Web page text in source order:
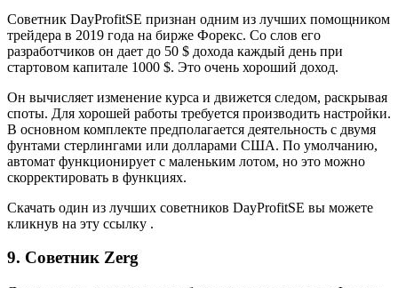
Советник DayProfitSE признан одним из лучших помощником
трейдера в 2019 года на бирже Форекс. Со слов его
разработчиков он дает до 50 $ дохода каждый день при
стартовом капитале 1000 $. Это очень хороший доход.
Он вычисляет изменение курса и движется следом, раскрывая
споты. Для хорошей работы требуется производить настройки.
В основном комплекте предполагается деятельность с двумя
фунтами стерлингами или долларами США. По умолчанию,
автомат функционирует с маленьким лотом, но это можно
скорректировать в функциях.
Скачать один из лучших советников DayProfitSE вы можете
кликнув на эту ссылку .
9. Советник Zerg